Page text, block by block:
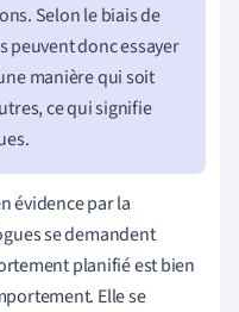
Selon le biais de
peuvent donc essayer
manière qui soit
ce qui signifie
évidence par la
se demandent
planifié est bien
Elle se